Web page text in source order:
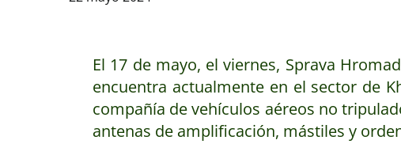
El 17 de mayo, el viernes, Sprava
encuentra actualmente en el sector de
compañía de vehículos aéreos no
antenas de amplificación, mástiles y